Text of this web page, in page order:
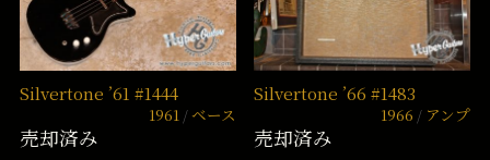
Silvertone ’61 #1444
1961 ベース
売却済み
Silvertone ’66 #1483
1966 アンプ
売却済み